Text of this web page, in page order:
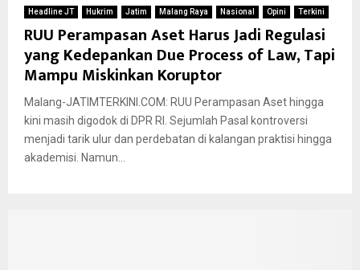
Headline JT Hukrim Jatim Malang Raya Nasional Opini Terkini
RUU Perampasan Aset Harus Jadi Regulasi
yang Kedepankan Due Process of Law, Tapi
Mampu Miskinkan Koruptor
Malang-JATIMTERKINI.COM: RUU Perampasan Aset hingga
kini masih digodok di DPR RI. Sejumlah Pasal kontroversi
menjadi tarik ulur dan perdebatan di kalangan praktisi hingga
akademisi. Namun...